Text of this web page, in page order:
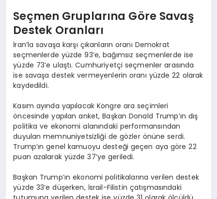
Seçmen Gruplarına Göre Savaş
Destek Oranları
İran’la savaşa karşı çıkanların oranı Demokrat
seçmenlerde yüzde 93’e, bağımsız seçmenlerde ise
yüzde 73’e ulaştı. Cumhuriyetçi seçmenler arasında
ise savaşa destek vermeyenlerin oranı yüzde 22 olarak
kaydedildi.
Kasım ayında yapılacak Kongre ara seçimleri
öncesinde yapılan anket, Başkan Donald Trump’ın dış
politika ve ekonomi alanındaki performansından
duyulan memnuniyetsizliği de gözler önüne serdi.
Trump’ın genel kamuoyu desteği geçen aya göre 22
puan azalarak yüzde 37’ye geriledi.
Başkan Trump’ın ekonomi politikalarına verilen destek
yüzde 33’e düşerken, İsrail-Filistin çatışmasındaki